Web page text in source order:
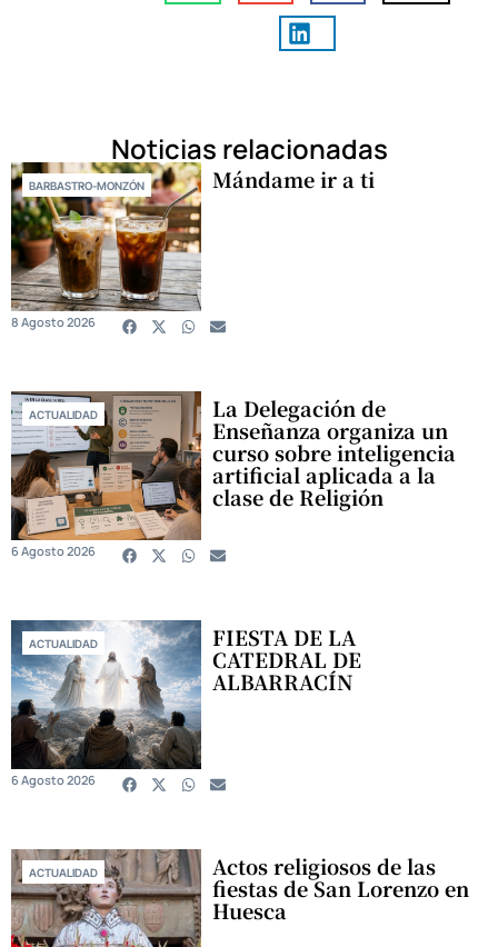
Noticias relacionadas
BARBASTRO-MONZÓN Mándame ir a ti
8 Agosto 2026
ACTUALIDAD La Delegación de
Enseñanza organiza un
curso sobre inteligencia
artificial aplicada a la
clase de Religión
6 Agosto 2026
ACTUALIDAD FIESTA DE LA
CATEDRAL DE
ALBARRACÍN
6 Agosto 2026
ACTUALIDAD Actos religiosos de las
fiestas de San Lorenzo en
Huesca